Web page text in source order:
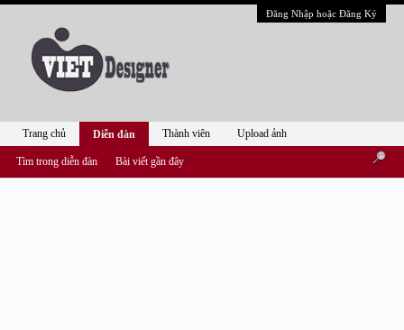
Đăng Nhập hoặc Đăng Ký
Trang chủ Diễn đàn
Tìm trong diễn đàn Bài viết gần đây
Thành viên Upload ảnh